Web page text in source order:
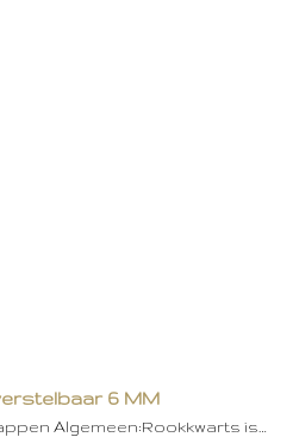
6 MM
Algemeen:Rookkwarts is…